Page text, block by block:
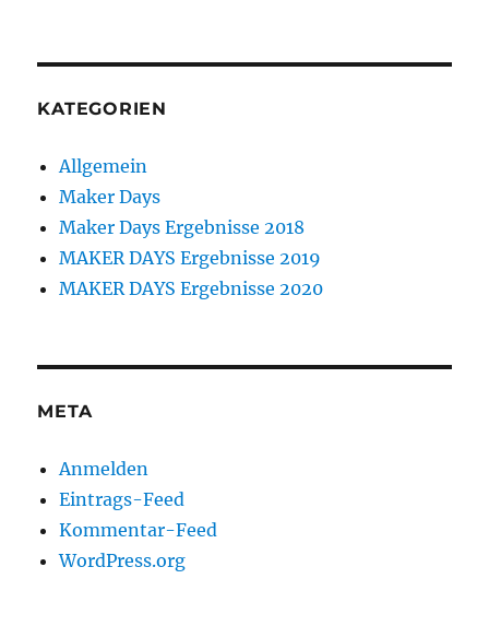
KATEGORIEN
Allgemein
Maker Days
Maker Days Ergebnisse 2018
MAKER DAYS Ergebnisse 2019
MAKER DAYS Ergebnisse 2020
META
Anmelden
Eintrags-Feed
Kommentar-Feed
WordPress.org